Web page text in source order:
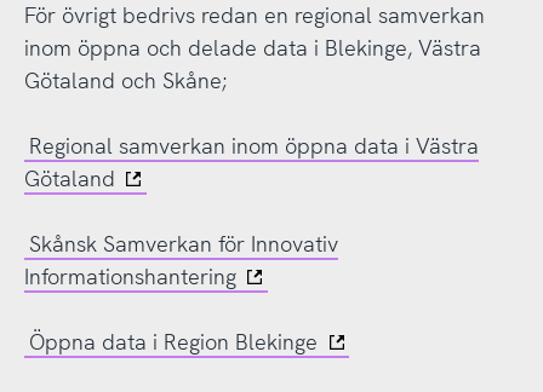
För övrigt bedrivs redan en regional samverkan
inom öppna och delade data i Blekinge, Västra
Götaland och Skåne;
Regional samverkan inom öppna data i Västra
Götaland
Skånsk Samverkan för Innovativ
Informationshantering
Öppna data i Region Blekinge